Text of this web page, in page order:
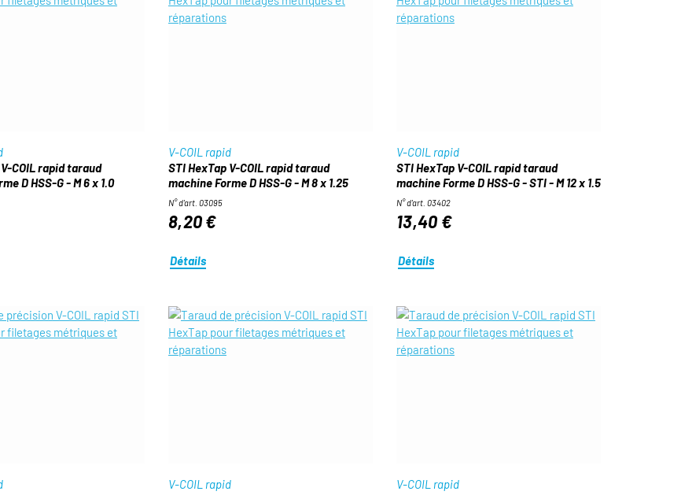
COIL rapid taraud
D HSS-G - M 6 x 1.0
V-COIL rapid
STI HexTap V-COIL rapid taraud
machine Forme D HSS-G - M 8 x 1.25
N° d'art. 03095
8,20 €
Détails
V-COIL rapid
STI HexTap V-COIL rapid taraud
machine Forme D HSS-G - STI - M 12 x 1.5
N° d'art. 03402
13,40 €
Détails
V-COIL rapid
V-COIL rapid